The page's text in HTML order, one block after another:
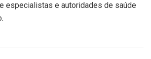
especialistas e autoridades de saúde